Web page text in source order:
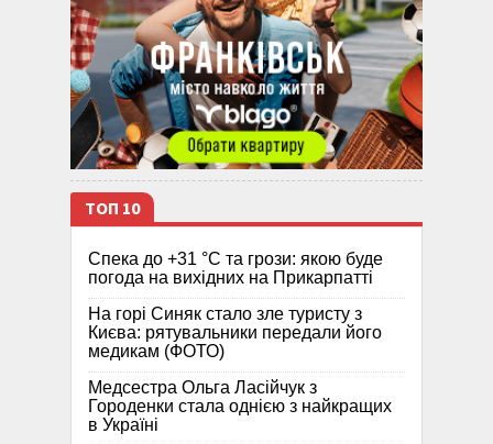
ТОП 10
Спека до +31 °C та грози: якою буде
погода на вихідних на Прикарпатті
На горі Синяк стало зле туристу з
Києва: рятувальники передали його
медикам (ФОТО)
Медсестра Ольга Ласійчук з
Городенки стала однією з найкращих
в Україні